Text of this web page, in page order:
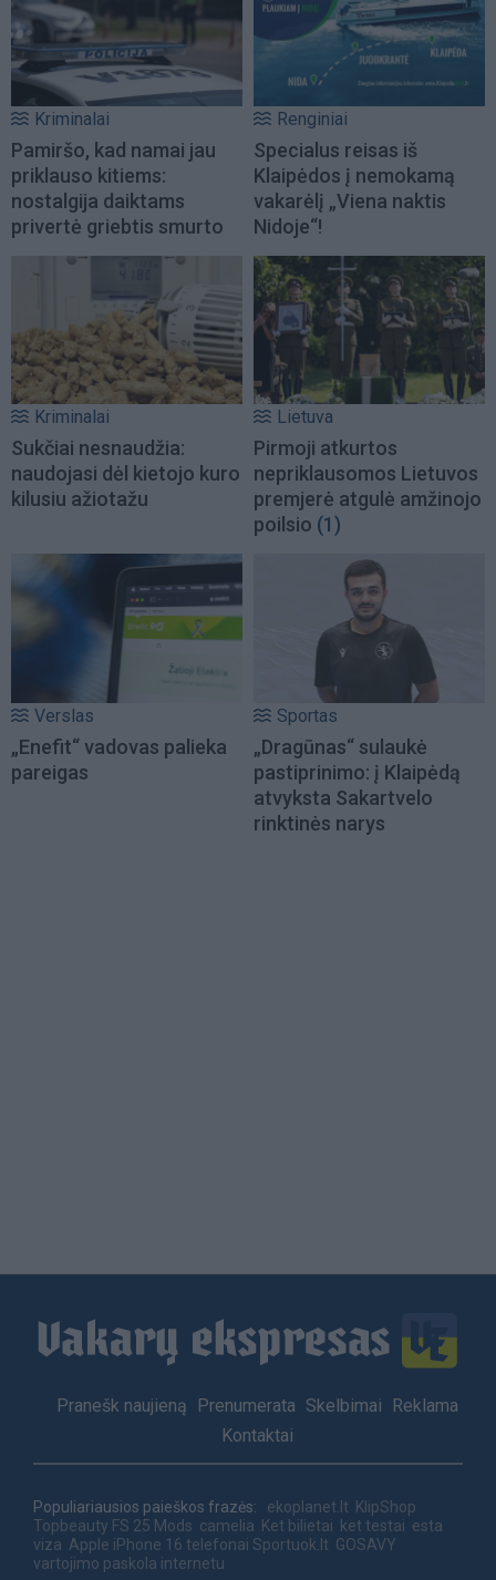
Kriminalai
Pamiršo, kad namai jau
priklauso kitiems:
nostalgija daiktams
privertė griebtis smurto
Renginiai
Specialus reisas iš
Klaipėdos į nemokamą
vakarėlį „Viena naktis
Nidoje“!
Kriminalai
Sukčiai nesnaudžia:
naudojasi dėl kietojo kuro
kilusiu ažiotažu
Lietuva
Pirmoji atkurtos
nepriklausomos Lietuvos
premjerė atgulė amžinojo
poilsio (1)
Verslas
„Enefit“ vadovas palieka
pareigas
Sportas
„Dragūnas“ sulaukė
pastiprinimo: į Klaipėdą
atvyksta Sakartvelo
rinktinės narys
Footer
Pranešk naujieną Prenumerata Skelbimai
Reklama
Kontaktai
Populiariausios paieškos frazės: ekoplanet.lt KlipShop
Topbeauty FS 25 Mods camelia Ket bilietai ket testai esta
viza Apple iPhone 16 telefonai Sportuok.lt GOSAVY
vartojimo paskola internetu